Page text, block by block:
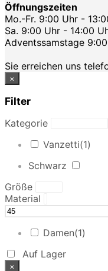
Öffnungszeiten
Mo.-Fr. 9:00 Uhr -
Sa. 9:00 Uhr - 14:00
Adventssamstage
Sie erreichen uns
×
Filter
Kategorie
Vanzetti(1)
Schwarz
Größe
Material
Damen(1)
Auf Lager
×